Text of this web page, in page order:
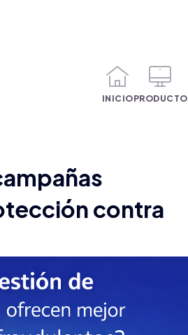
INICIOPRODUCTO
contra